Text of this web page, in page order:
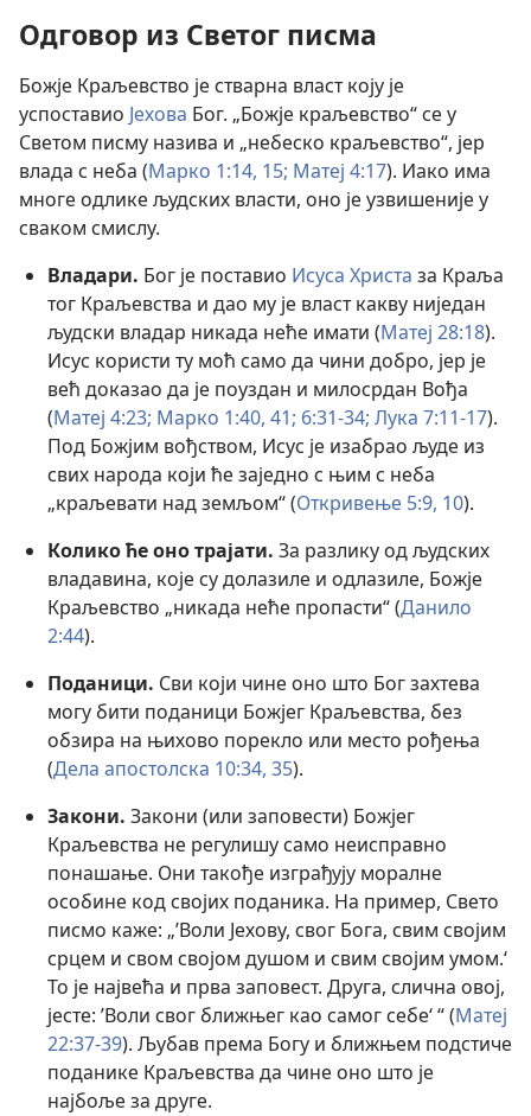
Одговор из Светог писма
Божје Краљевство је стварна власт коју је
успоставио Јехова Бог. „Божје краљевство“ се у
Светом писму назива и „небеско краљевство“, јер
влада с неба (Марко 1:14, 15; Матеј 4:17). Иако има
многе одлике људских власти, оно је узвишеније у
сваком смислу.
Владари. Бог је поставио Исуса Христа за Краља
тог Краљевства и дао му је власт какву ниједан
људски владар никада неће имати (Матеј 28:18).
Исус користи ту моћ само да чини добро, јер је
већ доказао да је поуздан и милосрдан Вођа
(Матеј 4:23; Марко 1:40, 41; 6:31-34; Лука 7:11-17).
Под Божјим вођством, Исус је изабрао људе из
свих народа који ће заједно с њим с неба
„краљевати над земљом“ (Откривење 5:9, 10).
Колико ће оно трајати. За разлику од људских
владавина, које су долазиле и одлазиле, Божје
Краљевство „никада неће пропасти“ (Данило
2:44).
Поданици. Сви који чине оно што Бог захтева
могу бити поданици Божјег Краљевства, без
обзира на њихово порекло или место рођења
(Дела апостолска 10:34, 35).
Закони. Закони (или заповести) Божјег
Краљевства не регулишу само неисправно
понашање. Они такође изграђују моралне
особине код својих поданика. На пример, Свето
писмо каже: „’Воли Јехову, свог Бога, свим својим
срцем и свом својом душом и свим својим умом.‘
То је највећа и прва заповест. Друга, слична овој,
јесте: ’Воли свог ближњег као самог себе‘ “ (Матеј
22:37-39). Љубав према Богу и ближњем подстиче
поданике Краљевства да чине оно што је
најбоље за друге.